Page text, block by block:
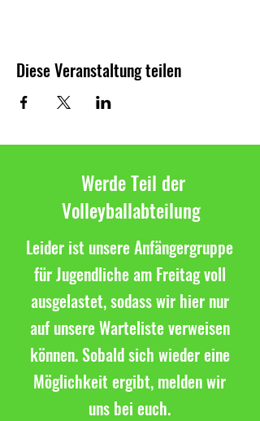
Diese Veranstaltung teilen
Werde Teil der
Volleyballabteilung
Leider ist unsere Anfängergruppe
für Jugendliche am Freitag voll
ausgelastet, sodass wir hier nur
auf unsere Warteliste verweisen
können. Sobald sich wieder eine
Möglichkeit ergibt, melden wir
uns bei euch.